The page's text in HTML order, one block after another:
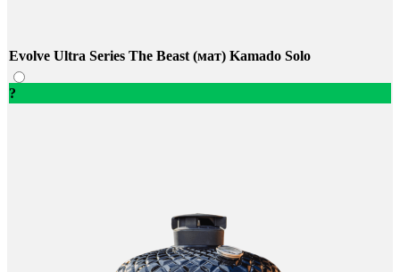
Evolve Ultra Series The Beast (мат) Kamado Solo
?